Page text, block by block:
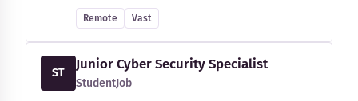
Remote Vast
ST
Junior Cyber Security Specialist
StudentJob